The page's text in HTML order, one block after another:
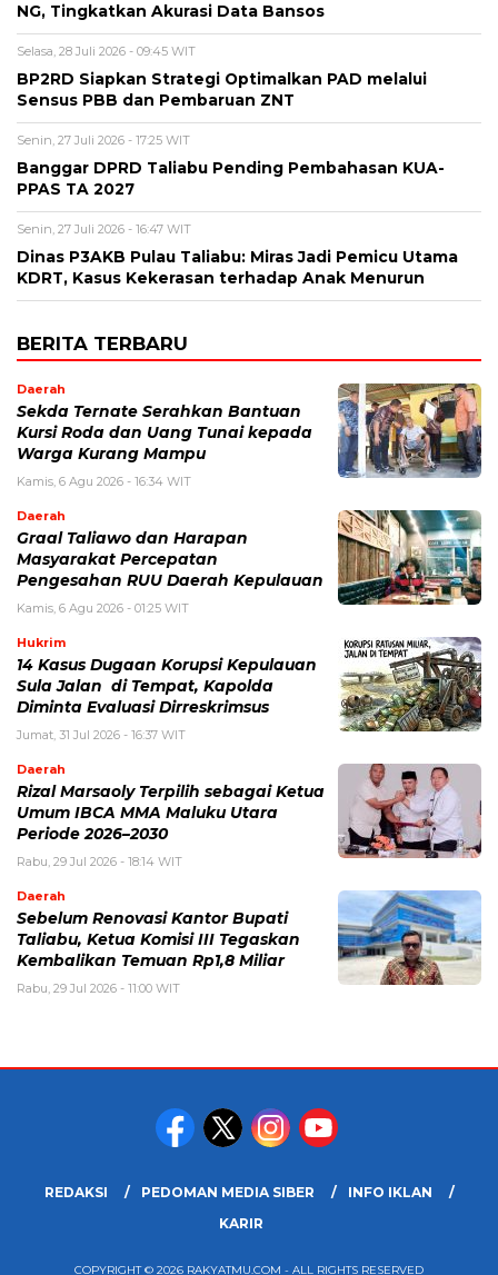
NG, Tingkatkan Akurasi Data Bansos
Selasa, 28 Juli 2026 - 09:45 WIT
BP2RD Siapkan Strategi Optimalkan PAD melalui
Sensus PBB dan Pembaruan ZNT
Senin, 27 Juli 2026 - 17:25 WIT
Banggar DPRD Taliabu Pending Pembahasan KUA-
PPAS TA 2027
Senin, 27 Juli 2026 - 16:47 WIT
Dinas P3AKB Pulau Taliabu: Miras Jadi Pemicu Utama
KDRT, Kasus Kekerasan terhadap Anak Menurun
BERITA TERBARU
Daerah
Sekda Ternate Serahkan Bantuan
Kursi Roda dan Uang Tunai kepada
Warga Kurang Mampu
Kamis, 6 Agu 2026 - 16:34 WIT
Daerah
Graal Taliawo dan Harapan
Masyarakat Percepatan
Pengesahan RUU Daerah Kepulauan
Kamis, 6 Agu 2026 - 01:25 WIT
Hukrim
14 Kasus Dugaan Korupsi Kepulauan
Sula Jalan di Tempat, Kapolda
Diminta Evaluasi Dirreskrimsus
Jumat, 31 Jul 2026 - 16:37 WIT
Daerah
Rizal Marsaoly Terpilih sebagai Ketua
Umum IBCA MMA Maluku Utara
Periode 2026–2030
Rabu, 29 Jul 2026 - 18:14 WIT
Daerah
Sebelum Renovasi Kantor Bupati
Taliabu, Ketua Komisi III Tegaskan
Kembalikan Temuan Rp1,8 Miliar
Rabu, 29 Jul 2026 - 11:00 WIT
REDAKSI PEDOMAN MEDIA SIBER
INFO IKLAN
KARIR
COPYRIGHT © 2026 RAKYATMU.COM - ALL RIGHTS RESERVED